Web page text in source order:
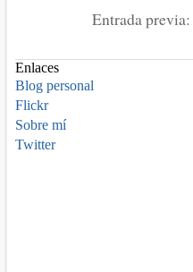
Entrada previa:
Enlaces
Blog personal
Flickr
Sobre mí
Twitter